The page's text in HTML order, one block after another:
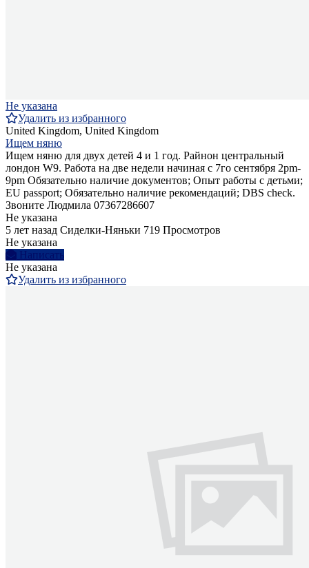
Не указана
Удалить из избранного
United Kingdom, United Kingdom
Ищем няню
Ищем няню для двух детей 4 и 1 год. Райнон центральный
лондон W9. Работа на две недели начиная с 7го сентября 2pm-
9pm Обязательно наличие документов; Опыт работы с детьми;
EU passport; Обязательно наличие рекомендаций; DBS check.
Звоните Людмила 07367286607
Не указана
5 лет назад Сиделки-Няньки 719 Просмотров
Не указана
Написать
Не указана
Удалить из избранного